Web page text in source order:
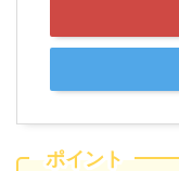
ポイント